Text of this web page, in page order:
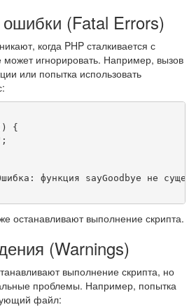
(Fatal Errors)
когда PHP сталкивается с
игнорировать. Например, вызов
или попытка использовать
)
{
;
функция sayGoodbye не
останавливают выполнение скрипта.
(Warnings)
выполнение скрипта, но
проблемы. Например, попытка
файл: